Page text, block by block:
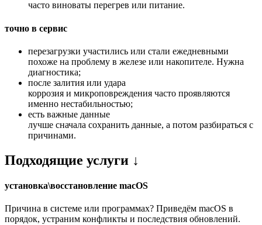
часто виноваты перегрев или питание.
точно в сервис
перезагрузки участились или стали ежедневными
похоже на проблему в железе или накопителе. Нужна
диагностика;
после залития или удара
коррозия и микроповреждения часто проявляются
именно нестабильностью;
есть важные данные
лучше сначала сохранить данные, а потом разбираться с
причинами.
Подходящие услуги ↓
установка\восстановление macOS
Причина в системе или программах? Приведём macOS в
порядок, устраним конфликты и последствия обновлений.